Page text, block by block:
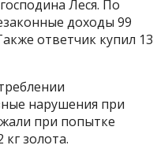
Леся. По
доходы 99
ответчик купил 13
нарушения при
при попытке
золота.